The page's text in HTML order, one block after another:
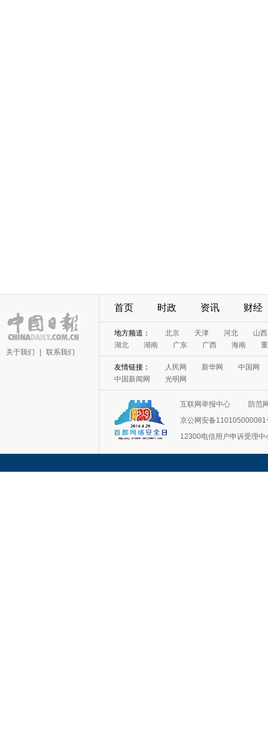
关于我们 联系我们
首页 时政 资讯 财经
地方频道： 北京 天津 河北
山西
湖北
湖南 广东 广西 海南
友情链接： 人民网 新华网
中国网
中国新闻网
光明网
互联网举报中心
防范
京公网安备110105000081
12300电信用户申诉受理中